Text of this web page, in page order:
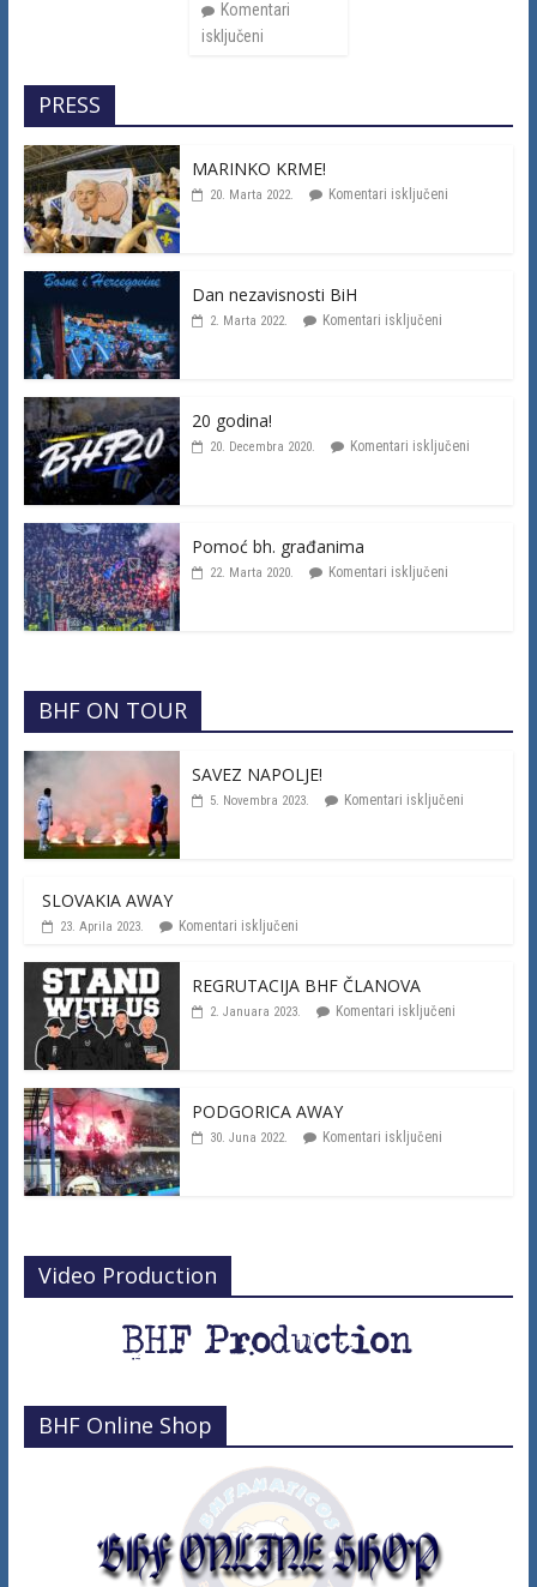
Komentari
isključeni
PRESS
MARINKO KRME!
20. Marta 2022. Komentari isključeni
Dan nezavisnosti BiH
2. Marta 2022. Komentari isključeni
20 godina!
20. Decembra 2020. Komentari isključeni
Pomoć bh. građanima
22. Marta 2020. Komentari isključeni
BHF ON TOUR
SAVEZ NAPOLJE!
5. Novembra 2023. Komentari isključeni
SLOVAKIA AWAY
23. Aprila 2023. Komentari isključeni
REGRUTACIJA BHF ČLANOVA
2. Januara 2023. Komentari isključeni
PODGORICA AWAY
30. Juna 2022. Komentari isključeni
Video Production
BHF Online Shop